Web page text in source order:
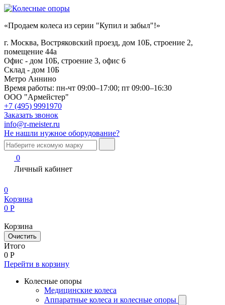
«Продаем колеса из серии "Купил и забыл"!»
г. Москва, Востряковский проезд, дом 10Б, строение 2,
помещение 44а
Офис - дом 10Б, строение 3, офис 6
Склад - дом 10Б
Метро Аннино
Время работы: пн-чт 09:00–17:00; пт 09:00–16:30
ООО "Армейстер"
+7 (495) 9991970
Заказать звонок
info@r-meister.ru
Не нашли нужное оборудование?
0
Личный кабинет
0
Корзина
0 Р
Корзина
Очистить
Итого
0 Р
Перейти в корзину
Колесные опоры
Медицинские колеса
Аппаратные колеса и колесные опоры